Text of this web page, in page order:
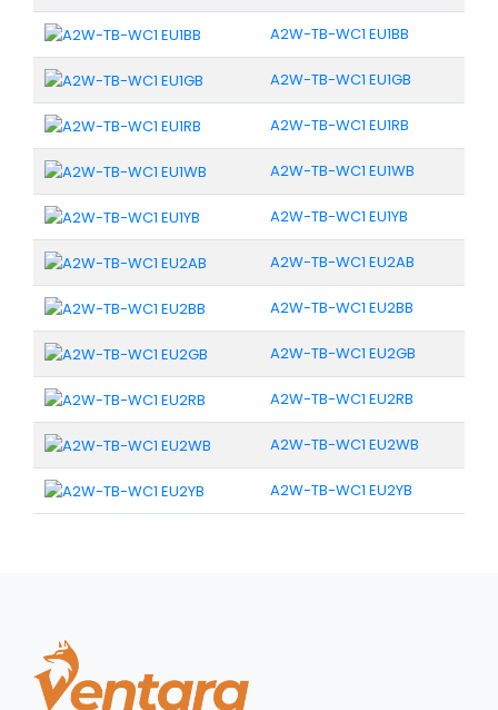
A2W-TB-WC1 EU1BB
A2W-TB-WC1 EU1GB
A2W-TB-WC1 EU1RB
A2W-TB-WC1 EU1WB
A2W-TB-WC1 EU1YB
A2W-TB-WC1 EU2AB
A2W-TB-WC1 EU2BB
A2W-TB-WC1 EU2GB
A2W-TB-WC1 EU2RB
A2W-TB-WC1 EU2WB
A2W-TB-WC1 EU2YB